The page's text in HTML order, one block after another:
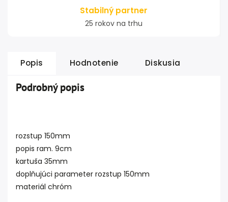
Stabilný partner
25 rokov na trhu
Popis Hodnotenie Diskusia
Podrobný popis
rozstup 150mm
popis ram. 9cm
kartuša 35mm
doplňujúci parameter rozstup 150mm
materiál chróm